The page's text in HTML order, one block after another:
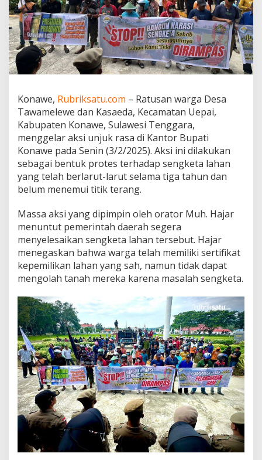
m
e
e
w
e
d
K
a
s
a
e
d
a
G
e
r
U
n
j
k
R
s
a
,
T
u
n
t
u
t
P
e
n
y
l
Konawe, Rubriksatu.com – Ratusan warga Desa
Tawamelewe dan Kasaeda, Kecamatan Uepai,
Kabupaten Konawe, Sulawesi Tenggara,
menggelar aksi unjuk rasa di Kantor Bupati
Konawe pada Senin (3/2/2025). Aksi ini dilakukan
sebagai bentuk protes terhadap sengketa lahan
yang telah berlarut-larut selama tiga tahun dan
belum menemui titik terang.
Massa aksi yang dipimpin oleh orator Muh. Hajar
menuntut pemerintah daerah segera
menyelesaikan sengketa lahan tersebut. Hajar
menegaskan bahwa warga telah memiliki sertifikat
kepemilikan lahan yang sah, namun tidak dapat
mengolah tanah mereka karena masalah sengketa.